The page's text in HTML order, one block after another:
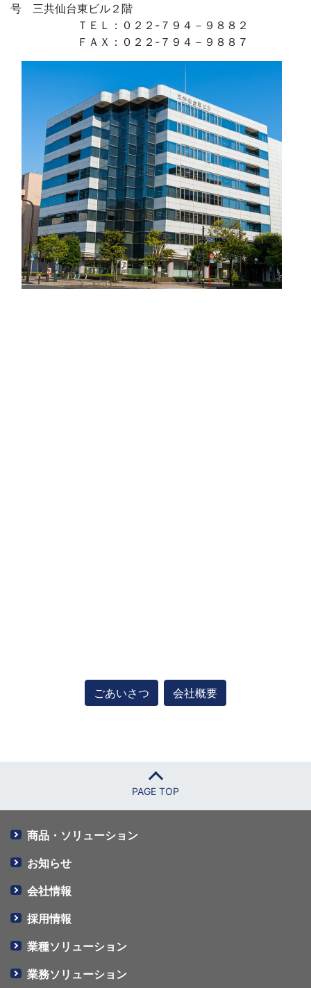
号 三共仙台東ビル２階
ＴＥＬ：０２２-７９４－９８８２
ＦＡＸ：０２２-７９４－９８８７
ごあいさつ 会社概要
PAGE TOP
商品・ソリューション
お知らせ
会社情報
採用情報
業種ソリューション
業務ソリューション